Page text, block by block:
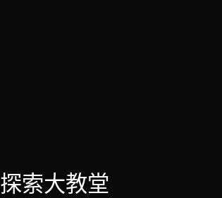
探索大教堂